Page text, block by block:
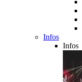
Infos
Infos